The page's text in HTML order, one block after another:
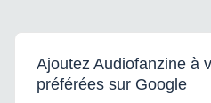
Ajoutez Audiofanzine à
préférées sur Google